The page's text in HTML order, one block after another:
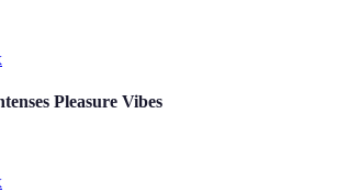
Pleasure Vibes